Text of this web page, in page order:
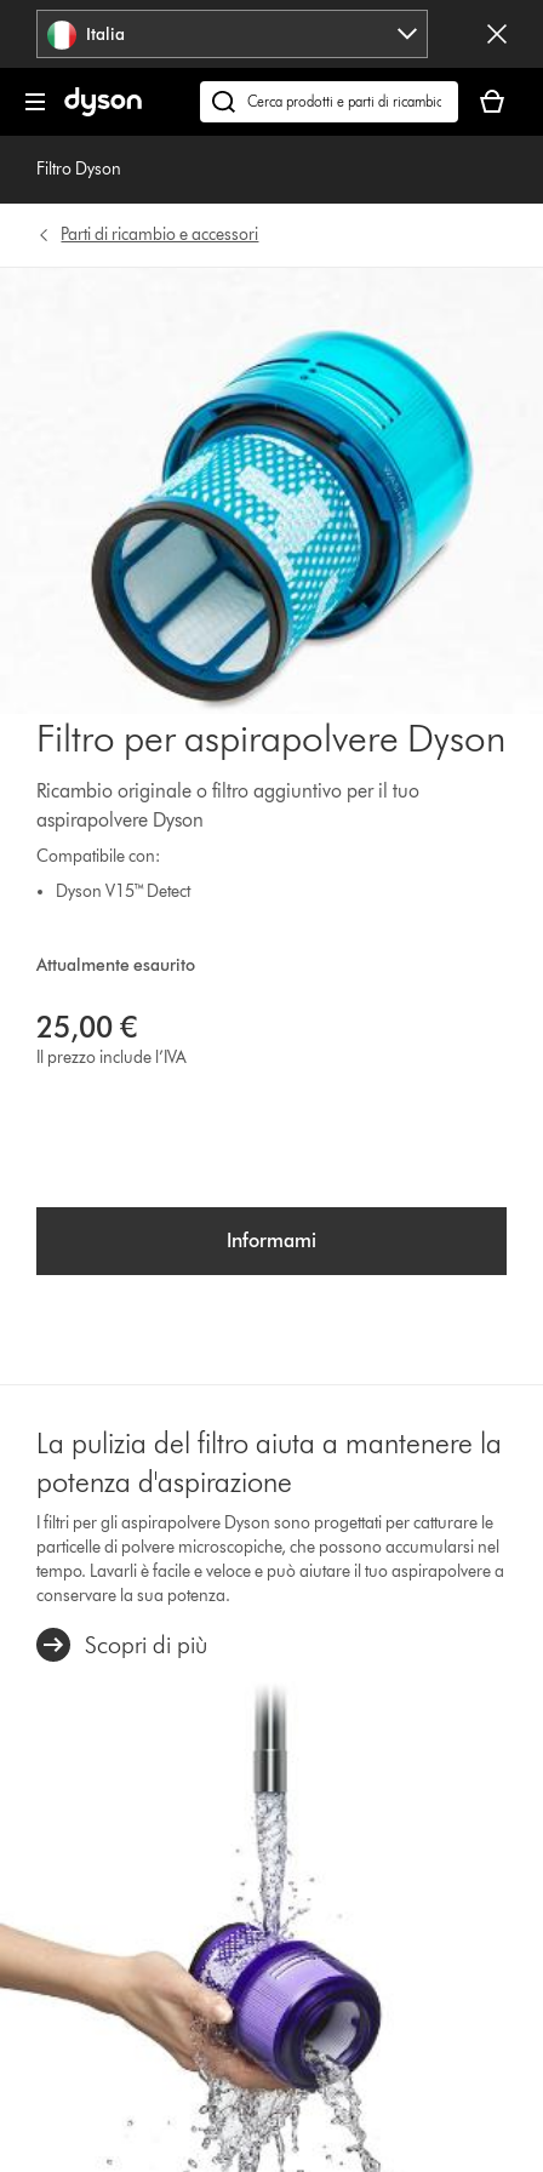
navigazione Italia
Cerca
su
carrello
è
Filtro Dyson
Parti di ricambio e accessori
Filtro per aspirapolvere Dyson
Ricambio originale o filtro aggiuntivo per il tuo
aspirapolvere Dyson
Compatibile con:
Dyson V15™ Detect
Attualmente esaurito
25,00 €
Il prezzo include l’IVA
Informami
La pulizia del filtro aiuta a mantenere la
potenza d'aspirazione
I filtri per gli aspirapolvere Dyson sono progettati per catturare le
particelle di polvere microscopiche, che possono accumularsi nel
tempo. Lavarli è facile e veloce e può aiutare il tuo aspirapolvere a
conservare la sua potenza.
Scopri di più